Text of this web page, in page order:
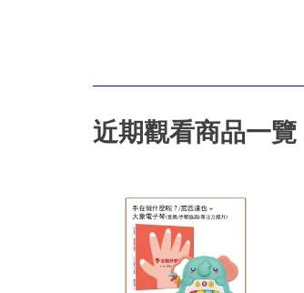
近期觀看商品一覽